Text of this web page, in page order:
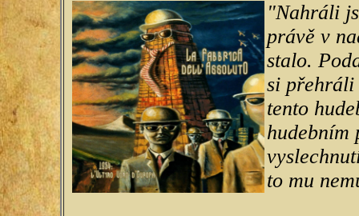
"Nahráli
právě v
stalo.
si přehráli
tento
hudebním
to mu